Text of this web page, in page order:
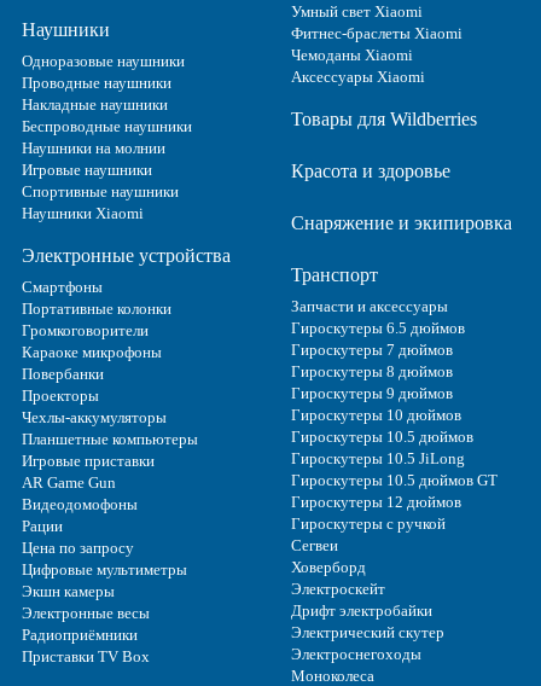
Наушники
Одноразовые наушники
Проводные наушники
Накладные наушники
Беспроводные наушники
Наушники на молнии
Игровые наушники
Спортивные наушники
Наушники Xiaomi
Электронные устройства
Смартфоны
Портативные колонки
Громкоговорители
Караоке микрофоны
Повербанки
Проекторы
Чехлы-аккумуляторы
Планшетные компьютеры
Игровые приставки
AR Game Gun
Видеодомофоны
Рации
Цена по запросу
Цифровые мультиметры
Экшн камеры
Электронные весы
Радиоприёмники
Приставки TV Box
Умный свет Xiaomi
Фитнес-браслеты Xiaomi
Чемоданы Xiaomi
Аксессуары Xiaomi
Товары для Wildberries
Красота и здоровье
Снаряжение и экипировка
Транспорт
Запчасти и аксессуары
Гироскутеры 6.5 дюймов
Гироскутеры 7 дюймов
Гироскутеры 8 дюймов
Гироскутеры 9 дюймов
Гироскутеры 10 дюймов
Гироскутеры 10.5 дюймов
Гироскутеры 10.5 JiLong
Гироскутеры 10.5 дюймов GT
Гироскутеры 12 дюймов
Гироскутеры с ручкой
Сегвеи
Ховерборд
Электроскейт
Дрифт электробайки
Электрический скутер
Электроснегоходы
Моноколеса